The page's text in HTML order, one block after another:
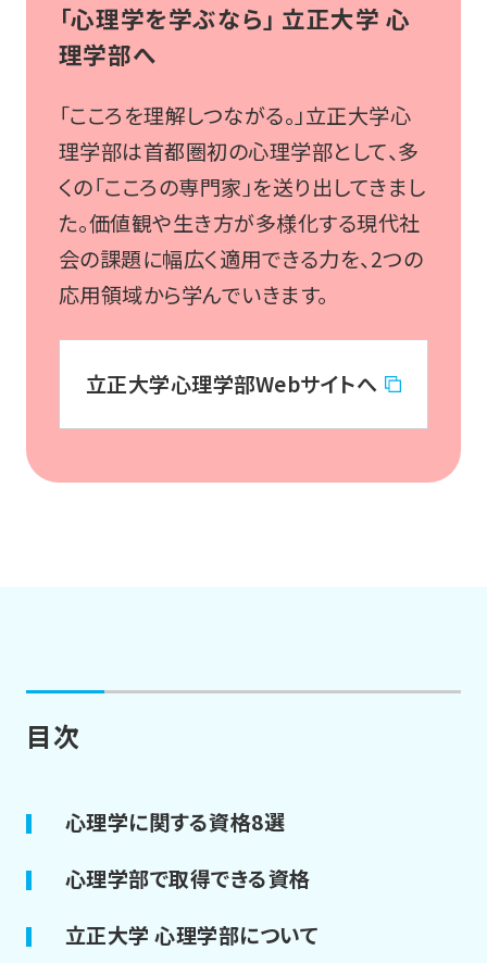
「心理学を学ぶなら」 立正大学 心
理学部へ
「こころを理解しつながる。」立正大学心
理学部は首都圏初の心理学部として、多
くの「こころの専門家」を送り出してきまし
た。価値観や生き方が多様化する現代社
会の課題に幅広く適用できる力を、2つの
応用領域から学んでいきます。
立正大学心理学部Webサイトへ
目次
心理学に関する資格8選
心理学部で取得できる資格
立正大学 心理学部について